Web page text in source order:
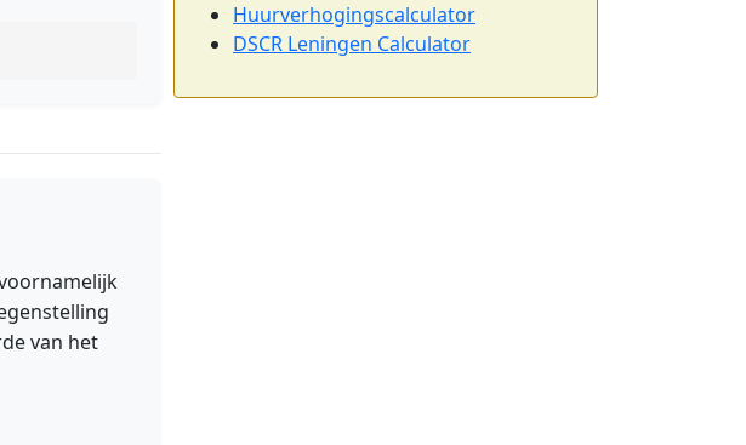
van het
Huurverhogingscalculator
DSCR Leningen Calculator